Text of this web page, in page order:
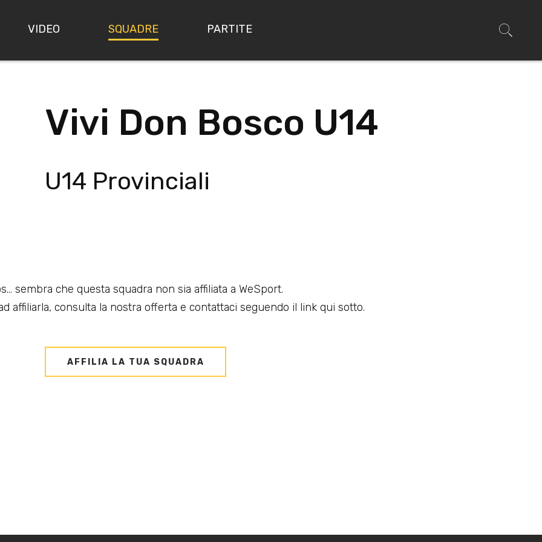
VIDEO SQUADRE PARTITE
Vivi Don Bosco U14
U14 Provinciali
sembra che questa squadra non sia affiliata a WeSport.
affiliarla, consulta la nostra offerta e contattaci seguendo il link qui sotto.
AFFILIA LA TUA SQUADRA